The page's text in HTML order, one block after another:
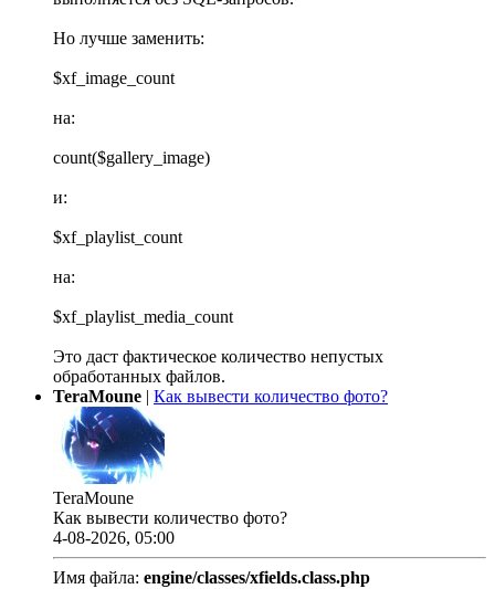
Но лучше заменить:
$xf_image_count
на:
count($gallery_image)
и:
$xf_playlist_count
на:
$xf_playlist_media_count
Это даст фактическое количество непустых
обработанных файлов.
TeraMoune | Как вывести количество фото?
TeraMoune
Как вывести количество фото?
4-08-2026, 05:00
Имя файла: engine/classes/xfields.class.php